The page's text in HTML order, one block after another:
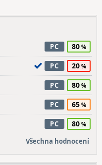
PC 80
PC 20
PC 80
PC 65
PC 80
Všechna hodnocení